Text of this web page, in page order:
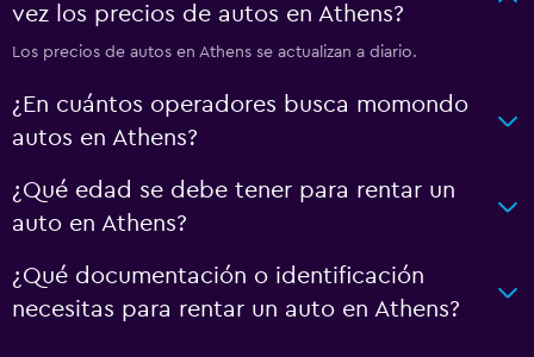
vez los precios de autos en Athens?
Los precios de autos en Athens se actualizan a diario.
¿En cuántos operadores busca momondo
autos en Athens?
¿Qué edad se debe tener para rentar un
auto en Athens?
¿Qué documentación o identificación
necesitas para rentar un auto en Athens?